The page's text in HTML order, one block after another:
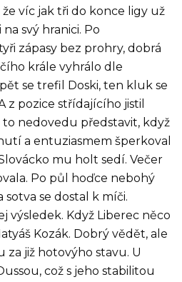
víc jak tři do konce ligy už
svý hranici. Po
zápasy bez prohry, dobrá
krále vyhrálo dle
se trefil Doski, ten kluk se
z pozice střídajícího jistil
to nedovedu představit, když
a entuziasmem šperkoval
mu holt sedí. Večer
Po půl hoďce nebohý
se dostal k míči.
výsledek. Když Liberec něco
Kozák. Dobrý vědět, ale
za již hotovýho stavu. U
což s jeho stabilitou